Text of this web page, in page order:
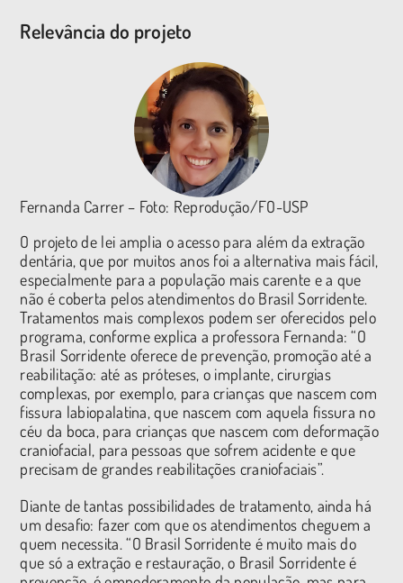
Relevância do projeto
Fernanda Carrer – Foto: Reprodução/FO-USP
O projeto de lei amplia o acesso para além da extração
dentária, que por muitos anos foi a alternativa mais fácil,
especialmente para a população mais carente e a que
não é coberta pelos atendimentos do Brasil Sorridente.
Tratamentos mais complexos podem ser oferecidos pelo
programa, conforme explica a professora Fernanda: “O
Brasil Sorridente oferece de prevenção, promoção até a
reabilitação: até as próteses, o implante, cirurgias
complexas, por exemplo, para crianças que nascem com
fissura labiopalatina, que nascem com aquela fissura no
céu da boca, para crianças que nascem com deformação
craniofacial, para pessoas que sofrem acidente e que
precisam de grandes reabilitações craniofaciais”.
Diante de tantas possibilidades de tratamento, ainda há
um desafio: fazer com que os atendimentos cheguem a
quem necessita. “O Brasil Sorridente é muito mais do
que só a extração e restauração, o Brasil Sorridente é